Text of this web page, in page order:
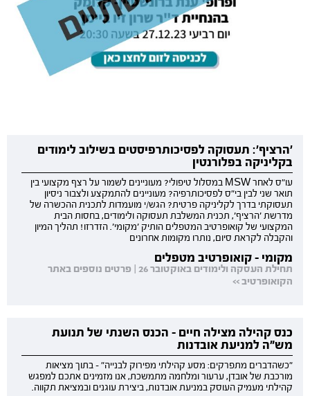
'הרציף': תעסוקה לפסיכותרפיסטים בשילוב לימודים
בקליניקה בפלורנטין
עו"ס לאחר MSW במסלול טיפולי? מעוניינים לשמור על רצף מקצועי בין
תואר שני לבין בי"ס לפסיכותרפיה? מעוניינים להתמקצע ולצבור ניסיון
תעסוקתי בדרך לקליניקה פרטית? הגש/י מועמדות לתכנית ההכשרה של
מדרשת 'הרציף', תכנית המשלבת תעסוקה ולימודים, בחסות הבית
המקצועי של קואופרטיב המטפלים הותיק 'מקומי'. הזדרזו! תהליך המיון
והקבלה לקראת סיום, נותרו מקומות אחרונים
מקומי - קואופרטיב מטפלים
תחילת העסקה ולימודים באוקטובר 26 | פרטים נוספים באתר
הקואופרטיב >>
כנס קהילה מצילה חיים - הכנס השנתי של תנועת
מש"ה למניעת אובדנות
"כשהדברים מתפרקים: מסע קהילתי מפירוק לבנייה" - בתוך מציאות
מורכבת של אובדן, ערעור ומלחמה מתמשכת, אנו מזמינים אתכם למפגש
קהילתי מעמיק העוסק במניעת אובדנות, ביצירת עוגנים ובמציאת תקווה.